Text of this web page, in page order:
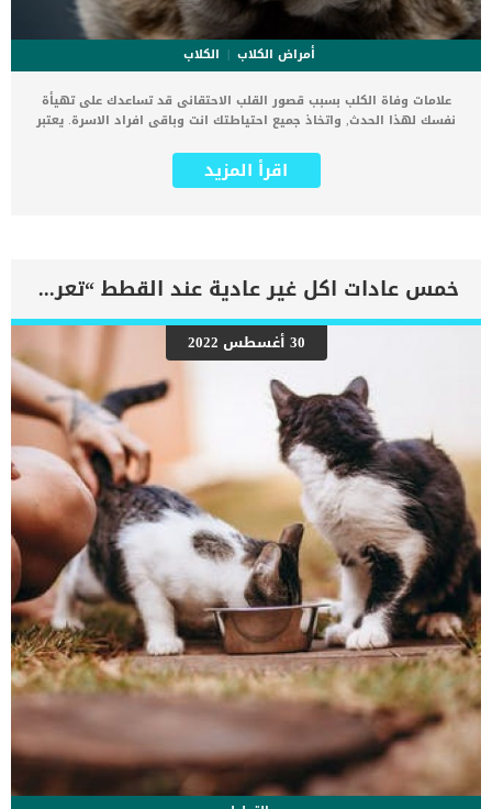
أمراض الكلاب
الكلاب
علامات وفاة الكلب بسبب قصور القلب الاحتقانى قد تساعدك على تهيأة
نفسك لهذا الحدث, واتخاذ جميع احتياطتك انت وباقى افراد الاسرة. يعتبر
يتعرض لها جميع الكائنات الحية بما فى ذلك الكلاب والقطط. كما ان القلب
يعتبر عضوا رئيسيا فى جسم الكلاب, واى قصور به يعتبر قصور فى باقى
اعراض وعلامات تضخم القلب عند الكلاب فى هذا المقال سنطلعك على
بعض العلامات التي تشير إلى أن كلبك قد اقترب من مرحلة يحتافيها إلى
رعاية المسنين أو قد تفكر في القتل الرحيم. يمكننا اختصار هذه العلامات
على شكل مجموعة من المراحل التى يتدرجها الكلب الى ان يصل الى
النهاية. اهم علامات وفاة الكلاب بسبب قصور القلب الاحتقانى كما ذكرنا
ستكون هذه العلامات عبارة عن مراحل متدرجة الى المرحلة الاخيرة وهى
الوفاة. _المرحلة الاولى, تظهر ان الكلب معرض لخطر الإصابة بسرطان
القلب ، ولكن ليس لديه أعراض ولا تغييرات في القلب. _المرحلة
الثانية,يعاني الكلب […]
اقرأ المزيد
خمس عادات اكل غير عادية عند القطط “تعرف عليهم”
30 أغسطس 2022